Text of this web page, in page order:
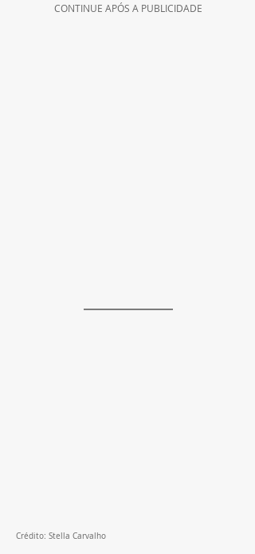
CONTINUE APÓS A PUBLICIDADE
Crédito: Stella Carvalho